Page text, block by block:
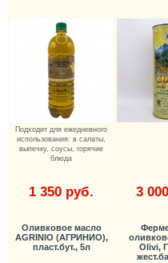
Подходит для ежедневного
использования: в салаты,
выпечку, соусы, горячие
блюда
1 350 руб. 3
Оливковое масло
AGRINIO (АГРИНИО),
пласт.бут., 5л
Olivi,